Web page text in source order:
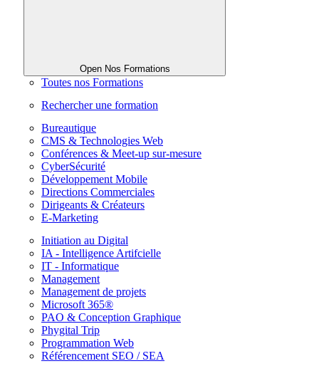
Open Nos Formations
Toutes nos Formations
Rechercher une formation
Bureautique
CMS & Technologies Web
Conférences & Meet-up sur-mesure
CyberSécurité
Développement Mobile
Directions Commerciales
Dirigeants & Créateurs
E-Marketing
Initiation au Digital
IA - Intelligence Artifcielle
IT - Informatique
Management
Management de projets
Microsoft 365®
PAO & Conception Graphique
Phygital Trip
Programmation Web
Référencement SEO / SEA